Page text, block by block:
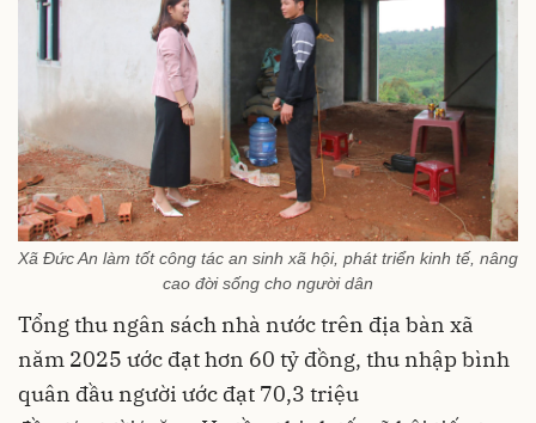
Xã Đức An làm tốt công tác an sinh xã hội, phát triển kinh tế, nâng
cao đời sống cho người dân
Tổng thu ngân sách nhà nước trên địa bàn xã
năm 2025 ước đạt hơn 60 tỷ đồng, thu nhập bình
quân đầu người ước đạt 70,3 triệu